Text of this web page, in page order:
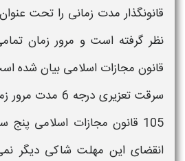
قانونگذار مدت زمانی را تحت
قانون مجازات اسلامی بیان شده
سرقت
تعزیری درجه 6
105 قانون مجازات اسلامی
انقضای این مهلت شاکی دیگر